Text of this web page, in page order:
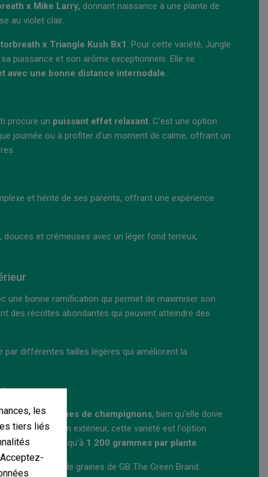
x Mike Larry, donnant naissance à une plante de
au violet clair.
x Triangle Kush Bx1 . Pour cette variété, Jungle
puissance et son arôme exceptionnels. Elle se
avec une bonne distance internodale.
procure un puissant effet relaxant. C'est une option
journée ou à profiter d'un moment de calme, offrant un
et hérité de ses parents, offrant une expérience
et crémeuses avec un léger fond terreux,
une bonne ramification qui permet de maximiser son
des récoltes abondantes qui peuvent atteindre des
par différentes tailles légères qui améliorent la
aux attaques de champignons, bien qu'elle doive
est cultivée en extérieur, cette variété est l'option
produire jusqu'à 1 200 grammes par plante.
la garantie de graines de GB The Green Brand.
les
tiers liés